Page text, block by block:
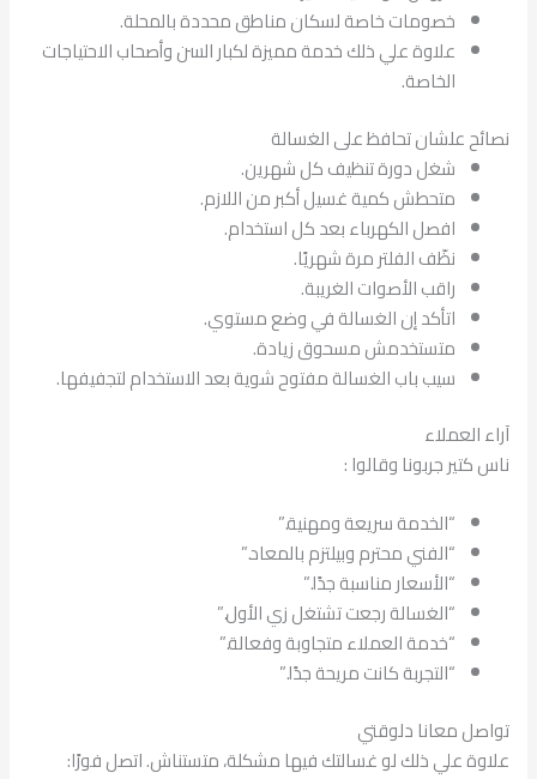
خصومات خاصة لسكان مناطق محددة بالمحلة.
علاوة علي ذلك خدمة مميزة لكبار السن وأصحاب الاحتياجات
الخاصة.
نصائح علشان تحافظ على الغسالة
شغل دورة تنظيف كل شهرين.
متحطش كمية غسيل أكبر من اللازم.
افصل الكهرباء بعد كل استخدام.
نظّف الفلتر مرة شهريًا.
راقب الأصوات الغريبة.
اتأكد إن الغسالة في وضع مستوي.
متستخدمش مسحوق زيادة.
سيب باب الغسالة مفتوح شوية بعد الاستخدام لتجفيفها.
آراء العملاء
ناس كتير جربونا وقالوا :
“الخدمة سريعة ومهنية.”
“الفني محترم وبيلتزم بالمعاد.”
“الأسعار مناسبة جدًا.”
“الغسالة رجعت تشتغل زي الأول.”
“خدمة العملاء متجاوبة وفعالة.”
“التجربة كانت مريحة جدًا.”
تواصل معانا دلوقتي
علاوة علي ذلك لو غسالتك فيها مشكلة، متستناش. اتصل فورًا: